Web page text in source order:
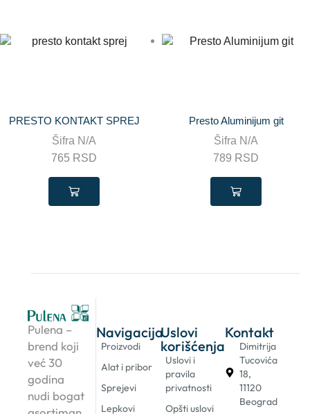
PRESTO KONTAKT SPREJ
Šifra N/A
765 RSD
Presto Aluminijum git
Šifra N/A
789 RSD
Pulena –
brend koji
već 30
godina
nudi bogat
Navigacija
Proizvodi
Alat i pribor
Sprejevi
Lepkovi
Uslovi
korišćenja
Uslovi i
pravila
privatnosti
Opšti uslovi
Kontakt
Dimitrija
Tucovića
18,
11120
Beograd